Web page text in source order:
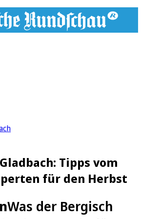
Tipps vom
für den Herbst
Was der Bergisch